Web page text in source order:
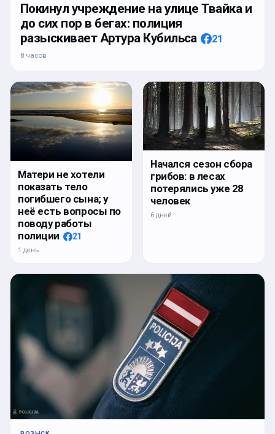
Покинул учреждение на улице Твайка и
до сих пор в бегах: полиция
разыскивает Артура Кубильса
21
8 часов
Матери не хотели
показать тело
погибшего сына; у
неё есть вопросы по
поводу работы
полиции
21
1 день
Начался сезон сбора
грибов: в лесах
потерялись уже 28
человек
6 дней